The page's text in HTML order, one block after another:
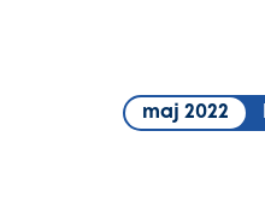
maj 2022